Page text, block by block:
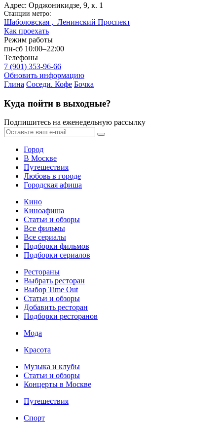
Адрес: Орджоникидзе, 9, к. 1
Станции метро:
Шаболовская , Ленинский Проспект
Как проехать
Режим работы
пн-сб 10:00–22:00
Телефоны
7 (901) 353-96-66
Обновить информацию
Глина Соседи. Кофе Бочка
Куда пойти в выходные?
Подпишитесь на еженедельную рассылку
Город
В Москве
Путешествия
Любовь в городе
Городская афиша
Кино
Киноафиша
Статьи и обзоры
Все фильмы
Все сериалы
Подборки фильмов
Подборки сериалов
Рестораны
Выбрать ресторан
Выбор Time Out
Статьи и обзоры
Добавить ресторан
Подборки ресторанов
Мода
Красота
Музыка и клубы
Статьи и обзоры
Концерты в Москве
Путешествия
Спорт